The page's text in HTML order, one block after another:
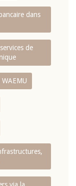
dans
de